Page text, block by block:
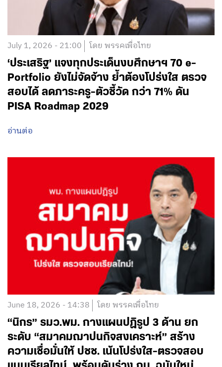
July 1, 2026 - 21:00 โดย พรรคเพื่อไทย
‘ประเสริฐ’ แจงทุกประเด็นงบศึกษาฯ 70 e-
Portfolio ยังไม่จัดจ้าง ย้ำต้องโปร่งใส ตรวจ
สอบได้ ลดภาระครู-ตัวชี้วัด กว่า 71% ดัน
PISA Roadmap 2029
อ่านต่อ
June 18, 2026 - 14:38 โดย พรรคเพื่อไทย
“นิกร” รมว.พม. กางแผนปฏิรูป 3 ด้าน ยก
ระดับ “สมาคมฌาปนกิจสงเคราะห์” สร้าง
ความเชื่อมั่นให้ ปชช. เน้นโปร่งใส-ตรวจสอบ